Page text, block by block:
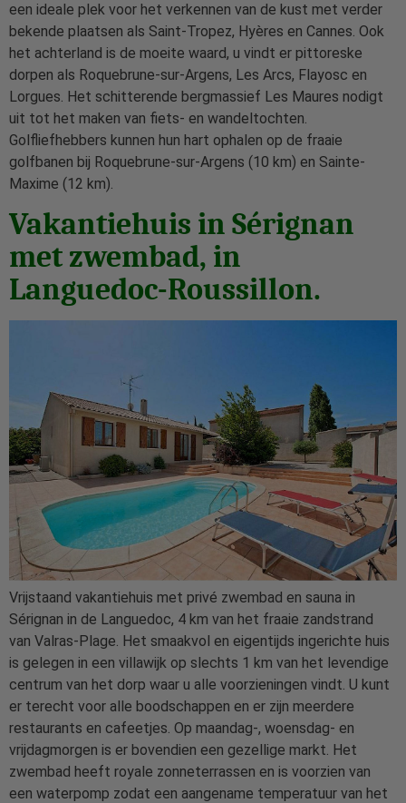
een ideale plek voor het verkennen van de kust met verder
bekende plaatsen als Saint-Tropez, Hyères en Cannes. Ook
het achterland is de moeite waard, u vindt er pittoreske
dorpen als Roquebrune-sur-Argens, Les Arcs, Flayosc en
Lorgues. Het schitterende bergmassief Les Maures nodigt
uit tot het maken van fiets- en wandeltochten.
Golfliefhebbers kunnen hun hart ophalen op de fraaie
golfbanen bij Roquebrune-sur-Argens (10 km) en Sainte-
Maxime (12 km).
Vakantiehuis in Sérignan
met zwembad, in
Languedoc-Roussillon.
Vrijstaand vakantiehuis met privé zwembad en sauna in
Sérignan in de Languedoc, 4 km van het fraaie zandstrand
van Valras-Plage. Het smaakvol en eigentijds ingerichte huis
is gelegen in een villawijk op slechts 1 km van het levendige
centrum van het dorp waar u alle voorzieningen vindt. U kunt
er terecht voor alle boodschappen en er zijn meerdere
restaurants en cafeetjes. Op maandag-, woensdag- en
vrijdagmorgen is er bovendien een gezellige markt. Het
zwembad heeft royale zonneterrassen en is voorzien van
een waterpomp zodat een aangename temperatuur van het